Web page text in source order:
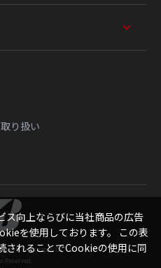
り扱い
Sales Japan Co., Ltd.
Reserved.
ス向上ならびに当社商品の広告
を使用しております。 この表
されることでCookieの使用に同